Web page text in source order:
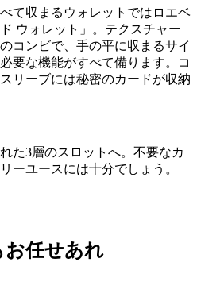
て収まるウォレットではロエベ
ウォレット」。テクスチャー
コンビで、手の平に収まるサイ
要な機能がすべて備ります。コ
リーブには秘密のカードが収納
た3層のスロットへ。不要なカ
ーユースには十分でしょう。
お任せあれ